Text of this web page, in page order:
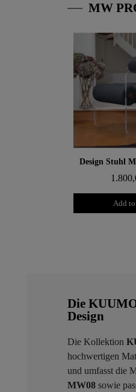
MW
Aperçu
Add
Die
Design
Die Kollektion
hochwertigen
und umfasst die
MW08 sowie